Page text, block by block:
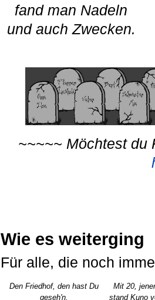
fand man Nadeln
und auch Zwecken.
~~~~~ Möchtest du
Wie es weiterging
Für alle, die noch
Den Friedhof, den hast Du
geseh'n,
Mit 20,
stand Kuno